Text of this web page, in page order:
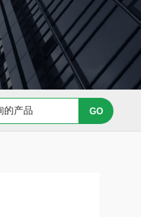
Caov-3 细胞专用培养基